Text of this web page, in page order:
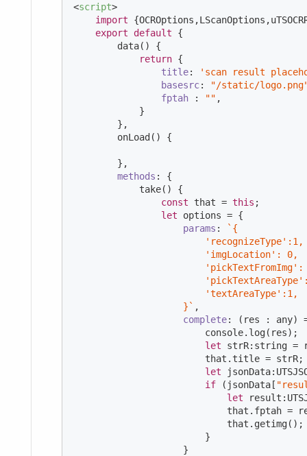
<script>
import
export
default {
        data() {
return {
title:
'scan result
basesrc:
"/static/
fptah : "" ,
            }
        },
        onLoad() {
        },
methods : {
            take() {
const that = this ;
let options = {
params :
`{
                        'recognizeType':1,
                        'imgLocation': 0,
'pickTextFromImg':
                        'textAreaType':1,
                    }`
,
complete: ( res : any)
console.log(res);
let strR:string =
                        that.title = strR;
let
if (jsonData[
let
that.fptah =
                            that.getimg();
                        }
                    }